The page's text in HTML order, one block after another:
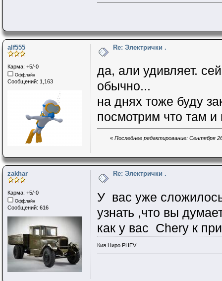
alf555
Карма: +5/-0
Оффлайн
Сообщений: 1,163
Re: Электрички .
да, али удивляет.
обычно...
на днях тоже буду
посмотрим что там и
« Последнее редактирование: Сентября
zakhar
Карма: +5/-0
Оффлайн
Сообщений: 616
Re: Электрички .
У вас уже
узнать ,что вы
как у вас Chery к
Кия Ниро PHEV